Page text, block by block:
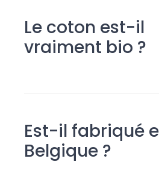
Le coton est-il
vraiment bio ?
Est-il fabriqué
Belgique ?